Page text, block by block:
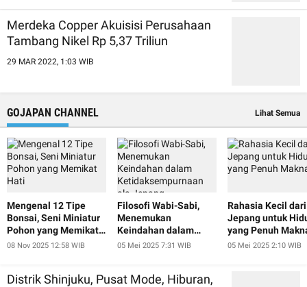
Merdeka Copper Akuisisi Perusahaan
Tambang Nikel Rp 5,37 Triliun
29 MAR 2022, 1:03 WIB
GOJAPAN CHANNEL Lihat Semua
Mengenal 12 Tipe
Bonsai, Seni Miniatur
Pohon yang Memikat
Hati
08 Nov 2025 12:58 WIB
Filosofi Wabi-Sabi,
Menemukan
Keindahan dalam
Ketidaksempurnaan
05 Mei 2025 7:31 WIB
Rahasia Kecil dari
Jepang untuk
yang Penuh
05 Mei 2025 2:10 WIB
Distrik Shinjuku, Pusat Mode, Hiburan,